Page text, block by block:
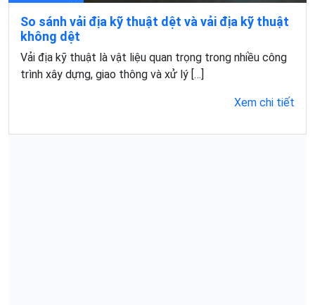
So sánh vải địa kỹ thuật dệt và vải địa kỹ thuật
không dệt
Vải địa kỹ thuật là vật liệu quan trọng trong nhiều công
trình xây dựng, giao thông và xử lý […]
Xem chi tiết